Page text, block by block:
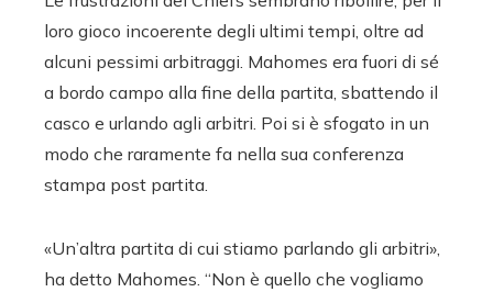
loro gioco incoerente degli ultimi tempi, oltre ad
alcuni pessimi arbitraggi. Mahomes era fuori di sé
a bordo campo alla fine della partita, sbattendo il
casco e urlando agli arbitri. Poi si è sfogato in un
modo che raramente fa nella sua conferenza
stampa post partita.
«Un’altra partita di cui stiamo parlando gli arbitri»,
ha detto Mahomes. “Non è quello che vogliamo